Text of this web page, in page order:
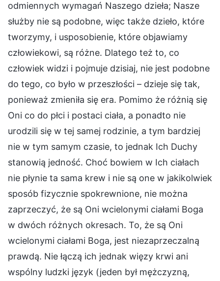
odmiennych wymagań Naszego dzieła; Nasze
służby nie są podobne, więc także dzieło, które
tworzymy, i usposobienie, które objawiamy
człowiekowi, są różne. Dlatego też to, co
człowiek widzi i pojmuje dzisiaj, nie jest podobne
do tego, co było w przeszłości – dzieje się tak,
ponieważ zmieniła się era. Pomimo że różnią się
Oni co do płci i postaci ciała, a ponadto nie
urodzili się w tej samej rodzinie, a tym bardziej
nie w tym samym czasie, to jednak Ich Duchy
stanowią jedność. Choć bowiem w Ich ciałach
nie płynie ta sama krew i nie są one w jakikolwiek
sposób fizycznie spokrewnione, nie można
zaprzeczyć, że są Oni wcielonymi ciałami Boga
w dwóch różnych okresach. To, że są Oni
wcielonymi ciałami Boga, jest niezaprzeczalną
prawdą. Nie łączą ich jednak więzy krwi ani
wspólny ludzki język (jeden był mężczyzną,